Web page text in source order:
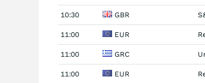
10:30 GBR
11:00 EUR
11:00 GRC
11:00 EUR